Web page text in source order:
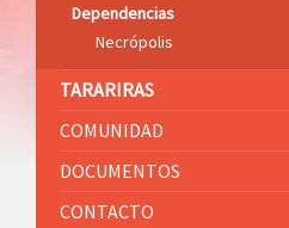
Dependencias
Necrópolis
TARARIRAS
COMUNIDAD
DOCUMENTOS
CONTACTO